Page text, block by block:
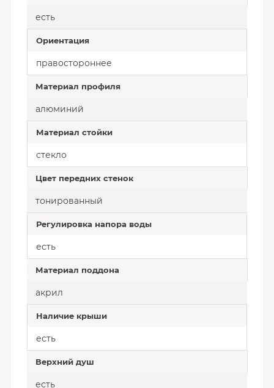
есть
Ориентация
правостороннее
Материал профиля
алюминий
Материал стойки
стекло
Цвет передних стенок
тонированный
Регулировка напора воды
есть
Материал поддона
акрил
Наличие крыши
есть
Верхний душ
есть